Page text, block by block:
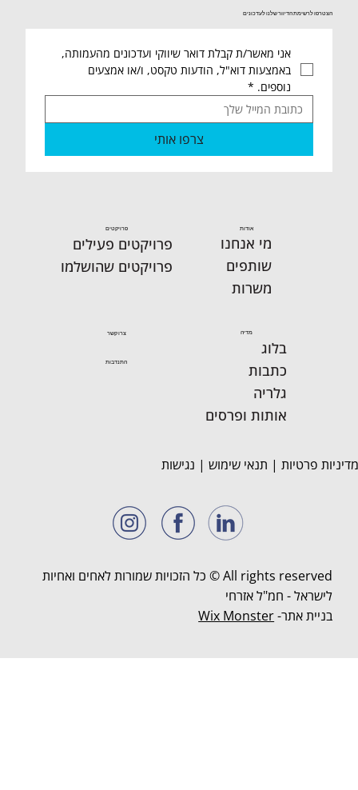
23.07 שישי שלום אחיות ואחים🙋‍♂️ סיכום
שבועי מהמרלו"ג הארצי ו"החממה
למעורבותת אזרחית".
All rights reserved © כל הזכויות שמורות לאחים ואחיות
לישראל - חמ"ל אזרחי
בניית אתר-Wix Monster
הצטרפו לרשימת הדיוור שלנו לעדכונים
נוספים. *
צרפו אותי
אודות
מי אנחנו
שותפים
משרות
פרויקטים
פרויקטים פעילים
פרויקטים שהושלמו
מדיה
בלוג
כתבות
גלריה
אותות ופרסים
התנדבות
צרו קשר
מדיניות פרטיות | תנאי שימוש | נגישות